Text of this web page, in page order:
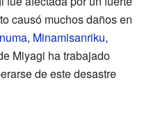
causó muchos daños en
, Minamisanriku,
Miyagi ha trabajado
de este desastre